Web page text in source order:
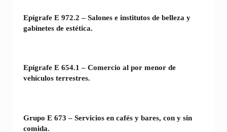
Epígrafe E 972.2 – Salones e institutos de belleza y
gabinetes de estética.
Epígrafe E 654.1 – Comercio al por menor de
vehículos terrestres.
Grupo E 673 – Servicios en cafés y bares, con y sin
comida.